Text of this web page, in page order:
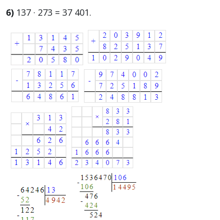
6) 137 · 273 = 37 401.